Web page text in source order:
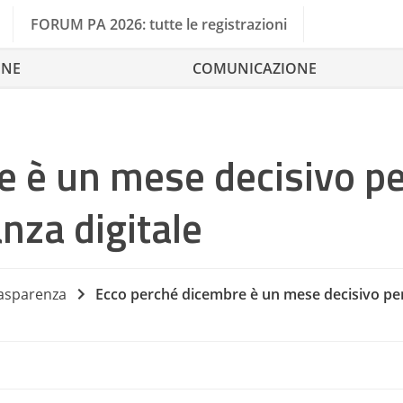
FORUM PA 2026: tutte le registrazioni
COMUNICAZIONE
è un mese decisivo
digitale
Ecco perché dicembre è un mese decisivo